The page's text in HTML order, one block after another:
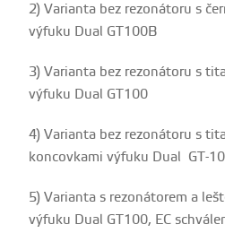
2) Varianta bez rezonátoru s
výfuku Dual GT100B
3) Varianta bez rezonátoru s
výfuku Dual GT100
4) Varianta bez rezonátoru s
koncovkami výfuku Dual GT-
5) Varianta s rezonátorem a
výfuku Dual GT100, EC